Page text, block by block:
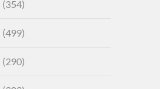
(354)
(499)
(290)